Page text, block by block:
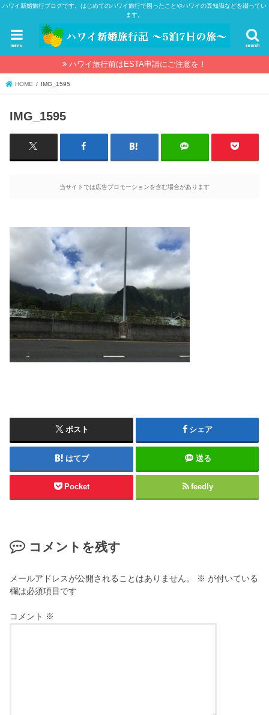
ハワイ新婚旅行ブログです。はじめてのハワイ旅行で困ったことやハワイの豆知識などを綴ってい
ます。
search
menu
ハワイ旅行前はESTA申請にご注意を！
HOME IMG_1595
IMG_1595
当サイトでは広告プロモーションを含む場合があります
ポスト シェア
はてブ 送る
Pocket feedly
コメントを残す
メールアドレスが公開されることはありません。 ※ が付いている
欄は必須項目です
コメント ※